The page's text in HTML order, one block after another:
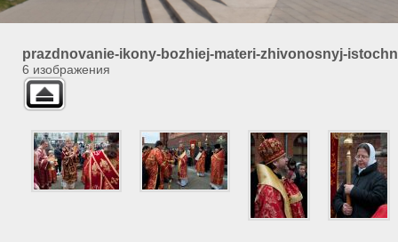
prazdnovanie-ikony-bozhiej-materi-zhivonosnyj-
6 изображения